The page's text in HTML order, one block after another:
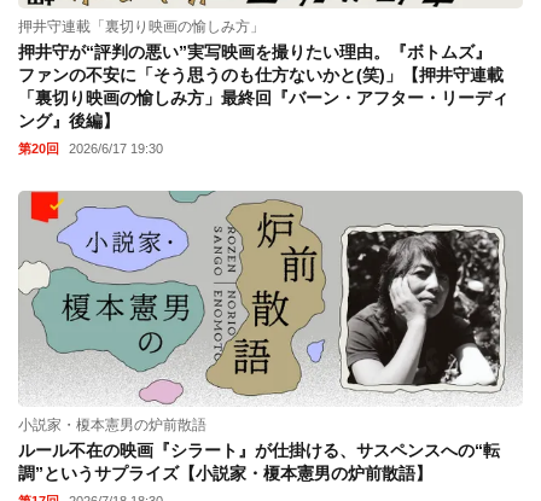
押井守連載「裏切り映画の愉しみ方」
押井守が“評判の悪い”実写映画を撮りたい理由。『ボトムズ』
ファンの不安に「そう思うのも仕方ないかと(笑)」【押井守連載
「裏切り映画の愉しみ方」最終回『バーン・アフター・リーディ
ング』後編】
第20回 2026/6/17 19:30
小説家・榎本憲男の炉前散語
ルール不在の映画『シラート』が仕掛ける、サスペンスへの“転
調”というサプライズ【小説家・榎本憲男の炉前散語】